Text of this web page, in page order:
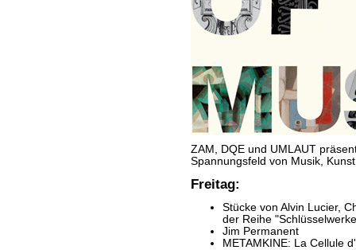
ZAM, DQE und UMLAUT
Spannungsfeld von Musik,
Freitag:
Stücke von Alvin Lucier,
der Reihe
Jim Permanent
METAMKINE: La Cellule